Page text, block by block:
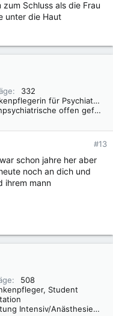
Schluss als die Frau
unter die Haut
332
Gesundheits-und Krankenpflegerin für Psychiatrie
Allgemeinpsychiatrische offen geführte Station
#13
schon jahre her aber
noch an dich und
ihrem mann
508
Student
stellv. Abteilungsleitung Intensiv/Anästhesie/Aufwachraum